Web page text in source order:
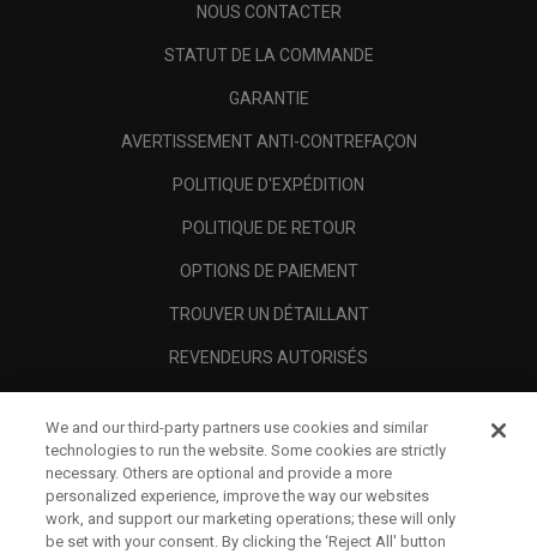
NOUS CONTACTER
STATUT DE LA COMMANDE
GARANTIE
AVERTISSEMENT ANTI-CONTREFAÇON
POLITIQUE D'EXPÉDITION
POLITIQUE DE RETOUR
OPTIONS DE PAIEMENT
TROUVER UN DÉTAILLANT
REVENDEURS AUTORISÉS
A PROPOS
MENTIONS LÉGALES
We and our third-party partners use cookies and similar
technologies to run the website. Some cookies are strictly
necessary. Others are optional and provide a more
personalized experience, improve the way our websites
work, and support our marketing operations; these will only
be set with your consent. By clicking the ‘Reject All' button